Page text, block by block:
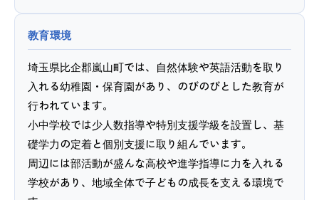
教育環境
埼玉県比企郡嵐山町では、自然体験や英語活動を取り
入れる幼稚園・保育園があり、のびのびとした教育が
行われています。
小中学校では少人数指導や特別支援学級を設置し、基
礎学力の定着と個別支援に取り組んでいます。
周辺には部活動が盛んな高校や進学指導に力を入れる
学校があり、地域全体で子どもの成長を支える環境で